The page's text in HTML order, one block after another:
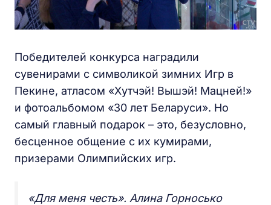
Победителей конкурса наградили
сувенирами с символикой зимних Игр в
Пекине, атласом «Хутчэй! Вышэй! Мацней!»
и фотоальбомом «30 лет Беларуси». Но
самый главный подарок – это, безусловно,
бесценное общение с их кумирами,
призерами Олимпийских игр.
«Для меня честь». Алина Горносько